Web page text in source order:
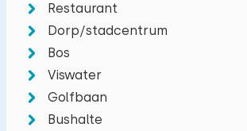
Aantal baby's
Aantal huisdieren
Restaurant
Dorp/stadcentrum
Bos
Viswater
Golfbaan
Bushalte